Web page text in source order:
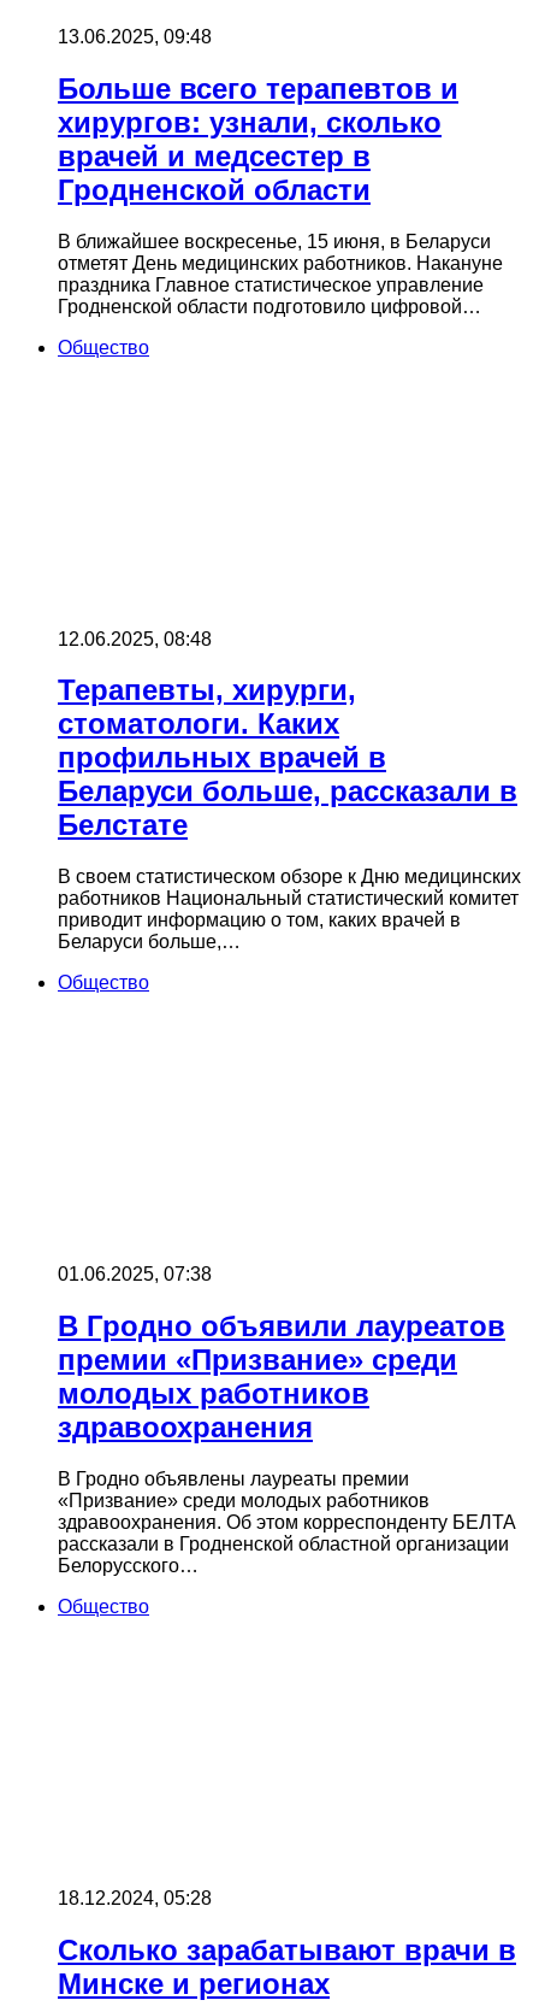
13.06.2025, 09:48
Больше всего терапевтов и
хирургов: узнали, сколько
врачей и медсестер в
Гродненской области
В ближайшее воскресенье, 15 июня, в Беларуси
отметят День медицинских работников. Накануне
праздника Главное статистическое управление
Гродненской области подготовило цифровой…
Общество
12.06.2025, 08:48
Терапевты, хирурги,
стоматологи. Каких
профильных врачей в
Беларуси больше, рассказали в
Белстате
В своем статистическом обзоре к Дню медицинских
работников Национальный статистический комитет
приводит информацию о том, каких врачей в
Беларуси больше,…
Общество
01.06.2025, 07:38
В Гродно объявили лауреатов
премии «Призвание» среди
молодых работников
здравоохранения
В Гродно объявлены лауреаты премии
«Призвание» среди молодых работников
здравоохранения. Об этом корреспонденту БЕЛТА
рассказали в Гродненской областной организации
Белорусского…
Общество
18.12.2024, 05:28
Сколько зарабатывают врачи в
Минске и регионах